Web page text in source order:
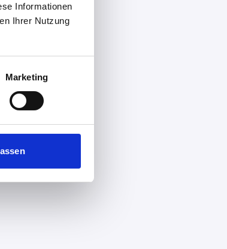
Informationen
Ihrer Nutzung
Marketing